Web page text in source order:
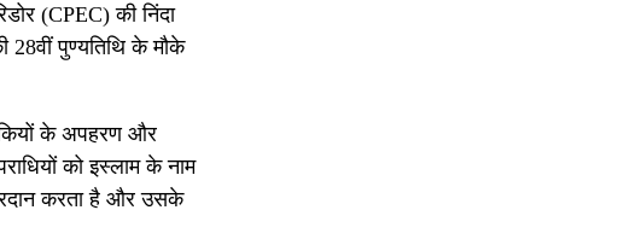
(CPEC) की निंदा
पुण्यतिथि के मौके
के अपहरण और
को इस्लाम के नाम
करता है और उसके